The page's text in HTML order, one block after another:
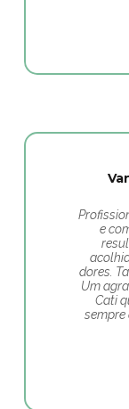
e
dores.
Um
Cati
sempre